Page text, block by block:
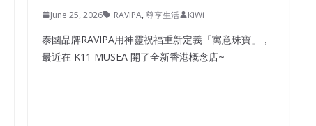
June 25, 2026 RAVIPA, 尊享生活 KiWi
泰國品牌RAVIPA用神靈祝福重新定義「寓意珠寶」，
最近在 K11 MUSEA 開了全新香港概念店~